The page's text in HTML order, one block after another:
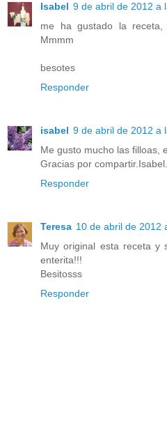
Isabel 9 de abril de 2012 a
me ha gustado la
Mmmm
besotes
Responder
isabel 9 de abril de 2012 a
Me gusto mucho las filloas,
Gracias por compartir.Isabel.
Responder
Teresa 10 de abril de 2012
Muy original esta receta y
enterita!!!
Besitosss
Responder